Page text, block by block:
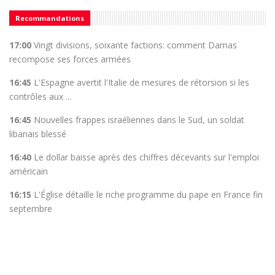
Recommandations
17:00 Vingt divisions, soixante factions: comment Damas
recompose ses forces armées
16:45 L'Espagne avertit l'Italie de mesures de rétorsion si les
contrôles aux ...
16:45 Nouvelles frappes israéliennes dans le Sud, un soldat
libanais blessé
16:40 Le dollar baisse après des chiffres décevants sur l'emploi
américain
16:15 L'Église détaille le riche programme du pape en France fin
septembre